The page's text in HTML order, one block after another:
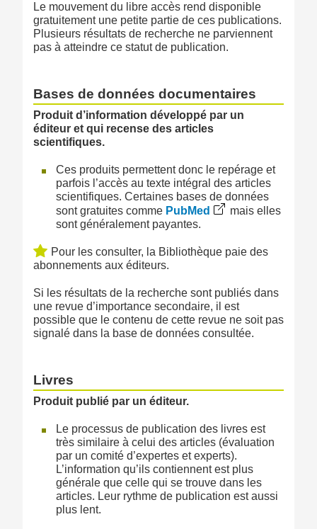
Le mouvement du libre accès rend disponible
gratuitement une petite partie de ces publications.
Plusieurs résultats de recherche ne parviennent
pas à atteindre ce statut de publication.
Bases de données documentaires
Produit d’information développé par un
éditeur et qui recense des articles
scientifiques.
Ces produits permettent donc le repérage et
parfois l’accès au texte intégral des articles
scientifiques. Certaines bases de données
sont gratuites comme PubMed
mais elles
sont généralement payantes.
Pour les consulter, la Bibliothèque paie des
abonnements aux éditeurs.
Si les résultats de la recherche sont publiés dans
une revue d’importance secondaire, il est
possible que le contenu de cette revue ne soit pas
signalé dans la base de données consultée.
Livres
Produit publié par un éditeur.​
Le processus de publication des livres est
très similaire à celui des articles (évaluation
par un comité d’expertes et experts).
L’information qu’ils contiennent est plus
générale que celle qui se trouve dans les
articles. Leur rythme de publication est aussi
plus lent.